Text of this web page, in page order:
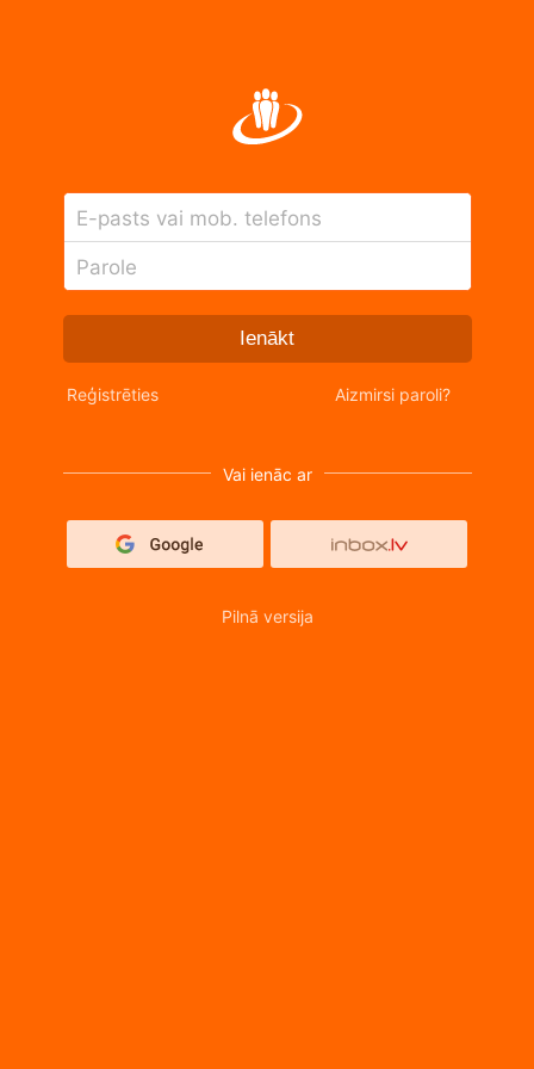
E-pasts vai mob. telefons
Parole
Ienākt
Reģistrēties Aizmirsi paroli?
Vai ienāc ar
Pilnā versija